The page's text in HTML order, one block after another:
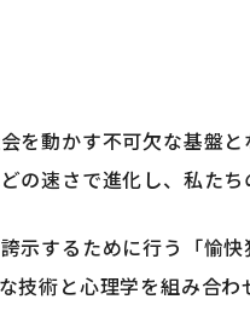
を動かす不可欠な基盤
速さで進化し、私たち
示するために行う「愉
術と心理学を組み合わ